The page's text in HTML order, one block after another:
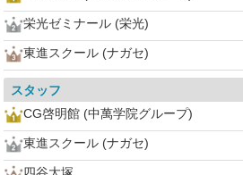
栄光ゼミナール (栄光)
東進スクール (ナガセ)
スタッフ
CG啓明館 (中萬学院グループ)
東進スクール (ナガセ)